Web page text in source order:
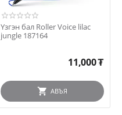
Үзгэн бал Roller Voice lilac
jungle 187164
11,000₮
АВЪЯ